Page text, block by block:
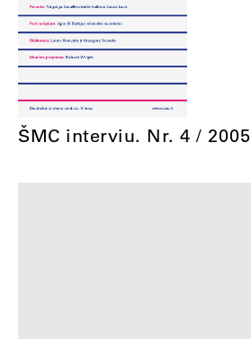
ŠMC interviu. Nr. 4 / 2005